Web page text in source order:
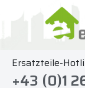
springen
Ersatzteile-
+43 (0)1